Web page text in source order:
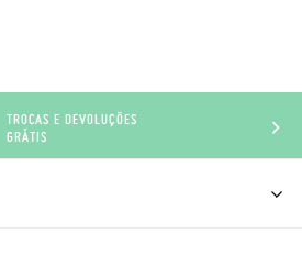
TROCAS E DEVOLUÇÕES
GRÁTIS